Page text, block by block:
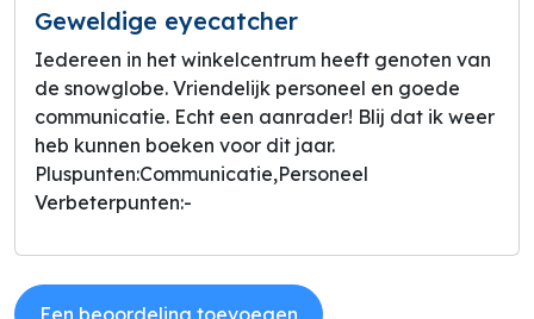
Geweldige eyecatcher
Iedereen in het winkelcentrum heeft genoten van
de snowglobe. Vriendelijk personeel en goede
communicatie. Echt een aanrader! Blij dat ik weer
heb kunnen boeken voor dit jaar.
Pluspunten:Communicatie,Personeel
Verbeterpunten:-